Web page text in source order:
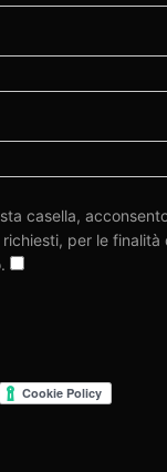
casella,
per le